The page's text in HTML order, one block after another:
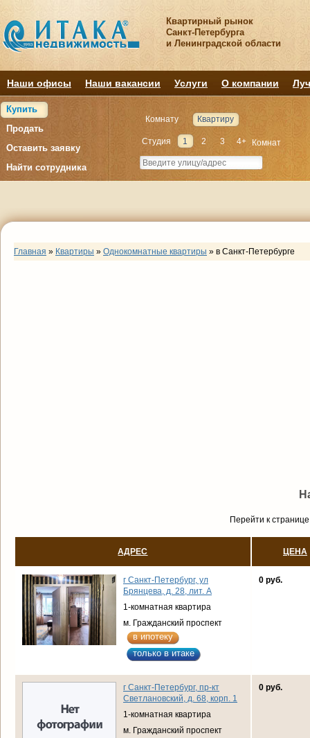
Квартирный рынок
Санкт-Петербурга
и Ленинградской области
Наши офисы Наши вакансии Услуги О компании
Купить
Продать
Оставить заявку
Найти сотрудника
Комнату Квартиру
Студия 1 2 3 4+ Комнат
Главная » Квартиры » Однокомнатные квартиры » в Санкт-Петербурге
Перейти к
АДРЕС ЦЕНА
г Санкт-Петербург, ул
Брянцева, д. 28, лит. А
1-комнатная квартира
м. Гражданский проспект
в ипотеку
только в итаке
0 руб.
г Санкт-Петербург, пр-кт
Светлановский, д. 68, корп. 1
1-комнатная квартира
м. Гражданский проспект
0 руб.